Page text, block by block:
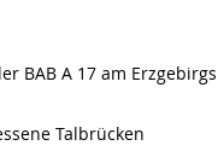
BAB A 17 am
Talbrücken